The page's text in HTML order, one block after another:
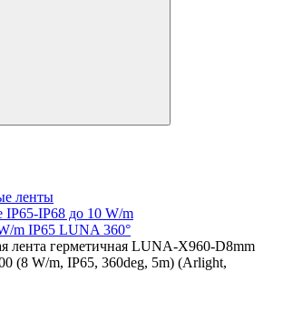
ленты
IP65-IP68 до 10 W/m
m IP65 LUNA 360°
лента герметичная LUNA-X960-D8mm
(8 W/m, IP65, 360deg, 5m) (Arlight,